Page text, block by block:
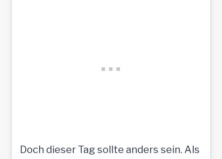
Doch dieser Tag sollte anders sein. Als